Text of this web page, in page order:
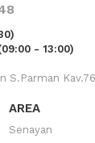
- 13:00)
AREA
Senayan